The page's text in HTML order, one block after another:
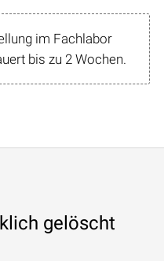
im Fachlabor
bis zu 2 Wochen.
gelöscht